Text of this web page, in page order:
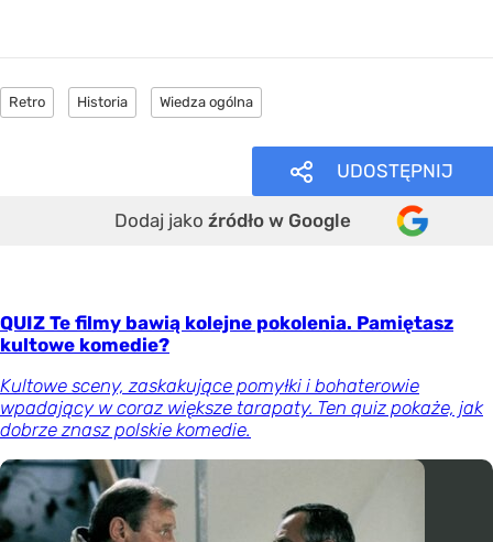
Retro Historia Wiedza ogólna
UDOSTĘPNIJ
Dodaj jako źródło w Google
QUIZ Te filmy bawią kolejne pokolenia. Pamiętasz
kultowe komedie?
Kultowe sceny, zaskakujące pomyłki i bohaterowie
wpadający w coraz większe tarapaty. Ten quiz pokaże, jak
dobrze znasz polskie komedie.